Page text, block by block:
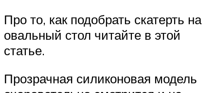
Про то, как подобрать скатерть на
овальный стол читайте в этой
статье.
Прозрачная силиконовая модель